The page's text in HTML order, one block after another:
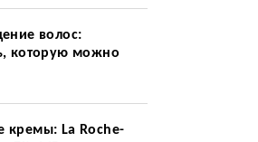
волос:
которую можно
кремы: La Roche-